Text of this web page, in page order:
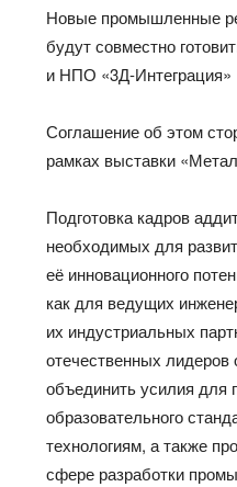
Новые промышленные
будут совместно
и НПО «3Д-Интеграция»
Соглашение об этом
рамках выставки
Подготовка кадров
необходимых для
её инновационного
как для ведущих
их индустриальных
отечественных
объединить усилия для
образовательного
технологиям, а также
сфере разработки